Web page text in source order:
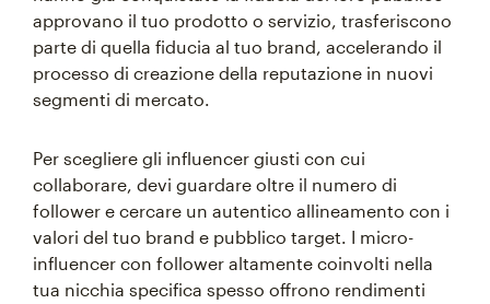
approvano il tuo prodotto o servizio, trasferiscono
parte di quella fiducia al tuo brand, accelerando il
processo di creazione della reputazione in nuovi
segmenti di mercato.
Per scegliere gli influencer giusti con cui
collaborare, devi guardare oltre il numero di
follower e cercare un autentico allineamento con i
valori del tuo brand e pubblico target. I micro-
influencer con follower altamente coinvolti nella
tua nicchia specifica spesso offrono rendimenti